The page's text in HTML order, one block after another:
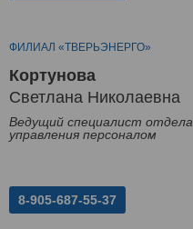
ФИЛИАЛ «ТВЕРЬЭНЕРГО»
Кортунова
Светлана Николаевна
Ведущий специалист отдела
управления персоналом
8-905-687-55-37